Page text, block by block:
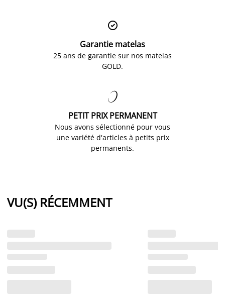

Garantie matelas
25 ans de garantie sur nos matelas
GOLD.

PETIT PRIX PERMANENT
Nous avons sélectionné pour vous
une variété d'articles à petits prix
permanents.
VU(S) RÉCEMMENT